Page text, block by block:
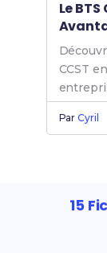
Le
CCST
salaire
ParCyril
15